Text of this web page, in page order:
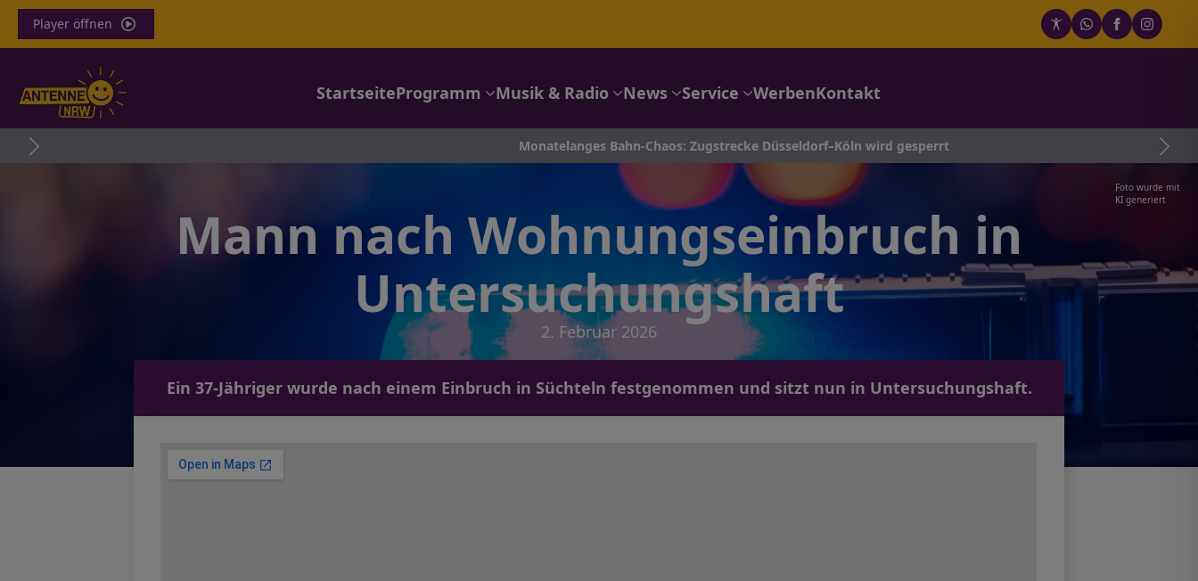
Player öffnen
StartseiteProgramm Musik & Radio News Service WerbenKontakt
Monatelanges Bahn-Chaos: Zugstrecke Düsseldorf–Köln wird gesperrt
Foto wurde mit
KI generiert
Mann nach Wohnungseinbruch in
Untersuchungshaft
2. Februar 2026
Ein 37-Jähriger wurde nach einem Einbruch in Süchteln festgenommen und sitzt nun in Untersuchungshaft.